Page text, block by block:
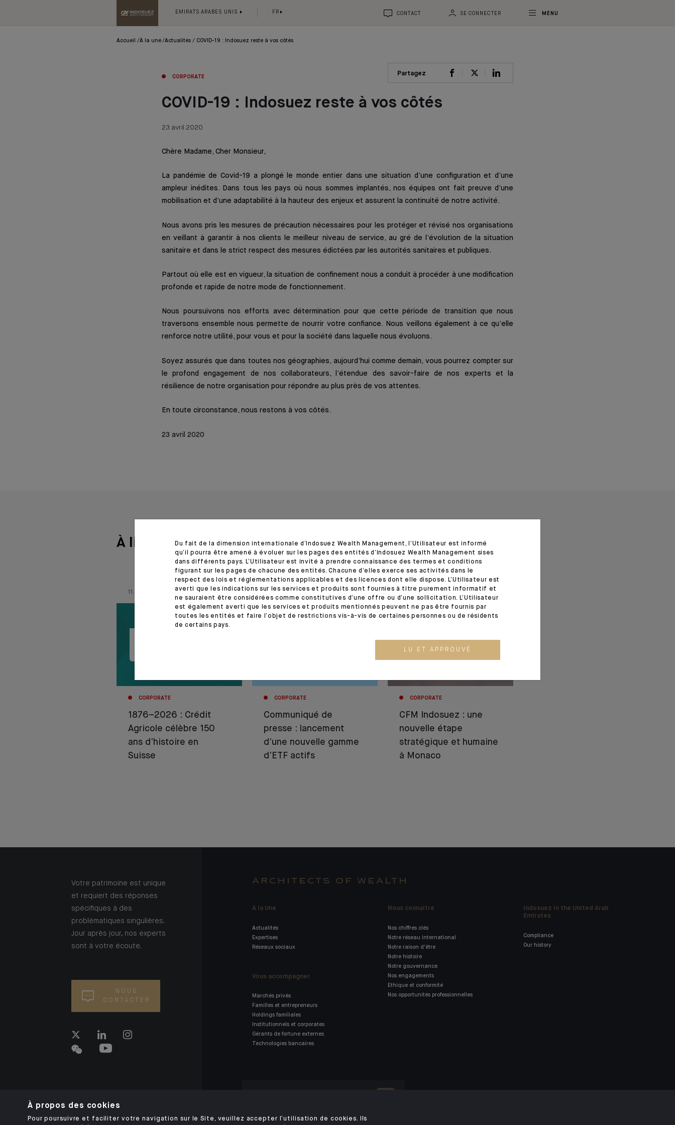
EMIRATS ARABES UNIS FR CONTACT SE CONNECTER MENU
Accueil À la une Actualités COVID-19 : Indosuez reste à vos côtés
CORPORATE Partagez
COVID-19 : Indosuez reste à vos côtés
23 avril 2020
Chère Madame, Cher Monsieur,
La pandémie de Covid-19 a plongé le monde entier dans une situation d’une configuration et d’une
ampleur inédites. Dans tous les pays où nous sommes implantés, nos équipes ont fait preuve d’une
mobilisation et d’une adaptabilité à la hauteur des enjeux et assurent la continuité de notre activité.
Nous avons pris les mesures de précaution nécessaires pour les protéger et révisé nos organisations
en veillant à garantir à nos clients le meilleur niveau de service, au gré de l’évolution de la situation
sanitaire et dans le strict respect des mesures édictées par les autorités sanitaires et publiques.
Partout où elle est en vigueur, la situation de confinement nous a conduit à procéder à une modification
profonde et rapide de notre mode de fonctionnement.
Nous poursuivons nos efforts avec détermination pour que cette période de transition que nous
traversons ensemble nous permette de nourrir votre confiance. Nous veillons également à ce qu’elle
renforce notre utilité, pour vous et pour la société dans laquelle nous évoluons.
Soyez assurés que dans toutes nos géographies, aujourd’hui comme demain, vous pourrez compter sur
le profond engagement de nos collaborateurs, l’étendue des savoir-faire de nos experts et la
résilience de notre organisation pour répondre au plus près de vos attentes.
En toute circonstance, nous restons à vos côtés.
23 avril 2020
À lire aussi
11.06.26
CORPORATE
1876–2026 : Crédit
Agricole célèbre 150
ans d’histoire en
Suisse
13.05.26
CORPORATE
Communiqué de
presse : lancement
d’une nouvelle gamme
d’ETF actifs
24.03.26
CORPORATE
CFM Indosuez : une
nouvelle étape
stratégique et humaine
à Monaco
Votre patrimoine est unique
et requiert des réponses
spécifiques à des
problématiques singulières.
Jour après jour, nos experts
sont à votre écoute.
NOUS
CONTACTER
ARCHITECTS OF WEALTH
A la Une
Actualités
Expertises
Réseaux sociaux
Vous accompagner
Marchés privés
Familles et entrepreneurs
Holdings familiales
Institutionnels et corporates
Gérants de fortune externes
Technologies bancaires
Nous connaître
Nos chiffres clés
Notre réseau international
Notre raison d'être
Notre histoire
Notre gouvernance
Nos engagements
Ethique et conformité
Nos opportunités professionnelles
Indosuez in the United Arab
Emirates
Compliance
Our history
Du fait de la dimension internationale d’Indosuez Wealth Management, l’Utilisateur est informé
qu’il pourra être amené à évoluer sur les pages des entités d’Indosuez Wealth Management sises
dans différents pays. L’Utilisateur est invité à prendre connaissance des termes et conditions
figurant sur les pages de chacune des entités. Chacune d’elles exerce ses activités dans le
respect des lois et réglementations applicables et des licences dont elle dispose. L’Utilisateur est
averti que les indications sur les services et produits sont fournies à titre purement informatif et
ne sauraient être considérées comme constitutives d’une offre ou d’une sollicitation. L’Utilisateur
est également averti que les services et produits mentionnés peuvent ne pas être fournis par
toutes les entités et faire l’objet de restrictions vis-à-vis de certaines personnes ou de résidents
de certains pays.
LU ET APPROUVÉ
À propos des cookies
Pour poursuivre et faciliter votre navigation sur le Site, veuillez accepter l’utilisation de cookies. Ils